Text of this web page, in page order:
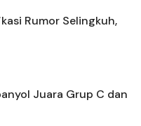
Rumor Selingkuh,
Juara Grup C dan